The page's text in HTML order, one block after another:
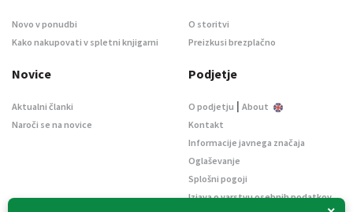
Novo v ponudbi
Kako nakupovati v spletni knjigarni
O storitvi
Preizkusi brezplačno
Novice
Aktualni članki
Naroči se na novice
Podjetje
O podjetju | About
Kontakt
Informacije javnega značaja
Oglaševanje
Splošni pogoji
Izjava o varstvu osebnih podatkov